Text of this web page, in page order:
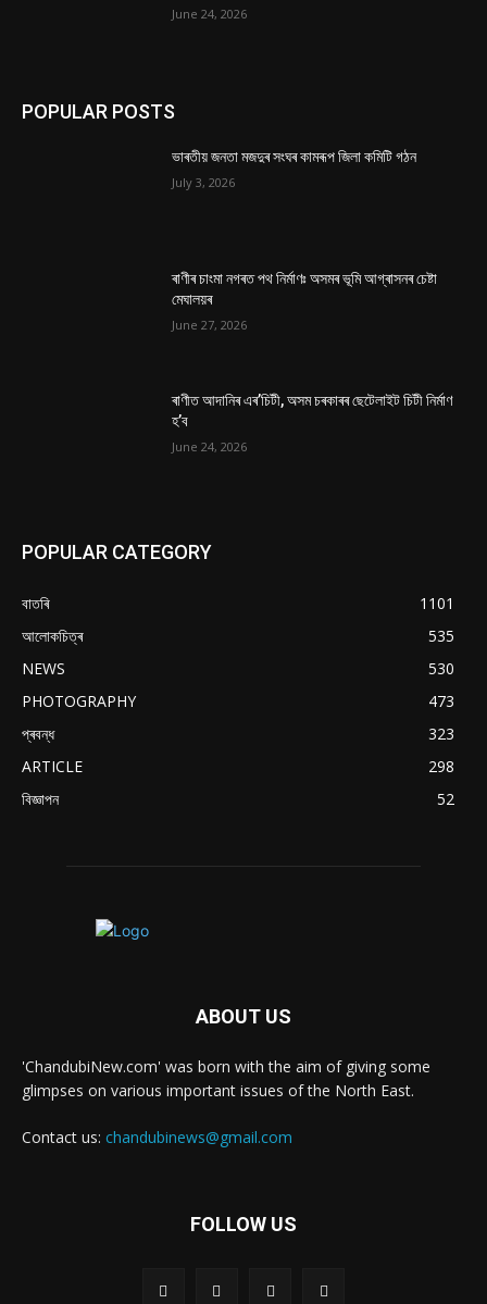
June 24, 2026
POPULAR POSTS
ভাৰতীয় জনতা মজদুৰ সংঘৰ কামৰূপ জিলা কমিটি গঠন
July 3, 2026
ৰাণীৰ চাংমা নগৰত পথ নিৰ্মাণঃ অসমৰ ভূমি আগ্ৰাসনৰ চেষ্টা
মেঘালয়ৰ
June 27, 2026
ৰাণীত আদানিৰ এৰ’চিটী, অসম চৰকাৰৰ ছেটেলাইট চিটী নিৰ্মাণ
হ’ব
June 24, 2026
POPULAR CATEGORY
বাতৰি
1101
আলোকচিত্ৰ
535
NEWS
530
PHOTOGRAPHY
473
প্ৰবন্ধ
323
ARTICLE
298
বিজ্ঞাপন
52
ABOUT US
'ChandubiNew.com' was born with the aim of giving some
glimpses on various important issues of the North East.
Contact us: chandubinews@gmail.com
FOLLOW US